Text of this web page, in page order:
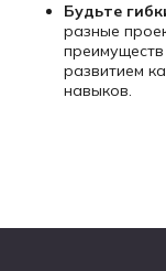
Будьте
разные
развитием
навыков.